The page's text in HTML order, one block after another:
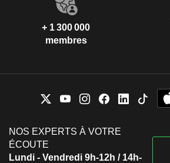
+ 1 300 000
membres
NOS EXPERTS À VOTRE
ÉCOUTE
Lundi - Vendredi 9h-12h / 14h-